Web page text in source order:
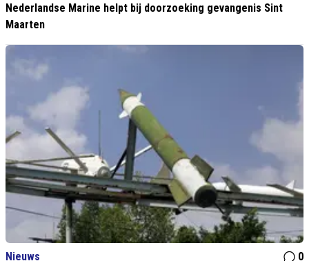
Nederlandse Marine helpt bij doorzoeking gevangenis Sint
Maarten
Nieuws
0